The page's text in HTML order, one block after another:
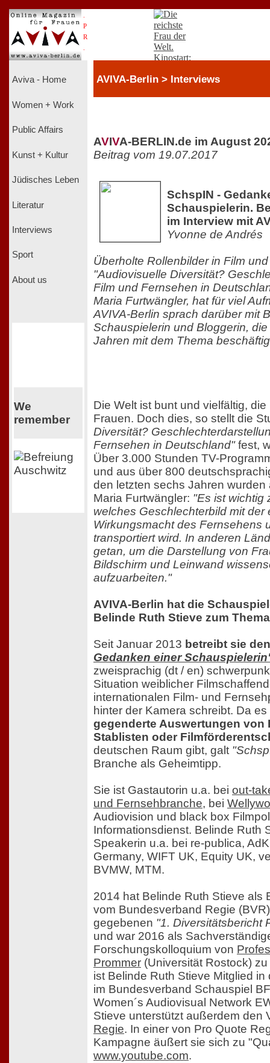
P
R
Aviva - Home
Women + Work
Public Affairs
Kunst + Kultur
Jüdisches Leben
Literatur
Interviews
Sport
About us
We
remember
AVIVA-Berlin > Interviews
AVIVA-BERLIN.de im August
Beitrag vom 19.07.2017
SchspIN -
Schauspielerin.
im Interview mit
Yvonne de Andrés
Überholte Rollenbilder in Film
"Audiovisuelle Diversität?
Film und Fernsehen in
Maria Furtwängler, hat für viel
AVIVA-Berlin sprach darüber mit
Schauspielerin und Bloggerin,
Jahren mit dem Thema
Die Welt ist bunt und vielfältig,
Frauen. Doch dies, so stellt die
Diversität?
Fernsehen in Deutschland"fest,
Über 3.000 Stunden TV-
und aus über 800
den letzten sechs Jahren wurden
Maria Furtwängler: "Es ist wichtig
welches Geschlechterbild mit der
Wirkungsmacht des Fernsehens
transportiert wird. In anderen
getan, um die Darstellung von
Bildschirm und Leinwand
aufzuarbeiten."
AVIVA-Berlin hat die
Belinde Ruth Stieve zum
Seit Januar 2013 betreibt sie
Gedanken einer
zweisprachig (dt / en)
Situation weiblicher
internationalen Film- und
hinter der Kamera schreibt. Da
gegenderte Auswertungen von
Stablisten oder
deutschen Raum gibt, galt
Branche als Geheimtipp.
Sie ist Gastautorin u.a. bei out-
und Fernsehbranche, bei
Audiovision und black box
Informationsdienst. Belinde Ruth
Speakerin u.a. bei re-publica,
Germany, WIFT UK, Equity UK,
BVMW, MTM.
2014 hat Belinde Ruth Stieve als
vom Bundesverband Regie
gegebenen "1. Diversitätsbericht
und war 2016 als
Forschungskolloquium von
Prommer (Universität Rostock)
ist Belinde Ruth Stieve Mitglied in
im Bundesverband Schauspiel
Women´s Audiovisual Network
Stieve unterstützt außerdem den
Regie. In einer von Pro Quote
Kampagne äußert sie sich zu
www.youtube.com.